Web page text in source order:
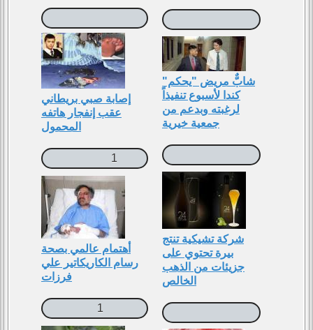
إصابة صبي بريطاني
عقب إنفجار هاتفه
المحمول
1
شابٌّ مريض "يحكم"
كندا لأسبوع تنفيذاً
لرغبته وبدعم من
جمعية خيرية
أهتمام عالمي بصحة
رسام الكاريكاتير علي
فرزات
1
شركة تشيكية تنتج
بيرة تحتوي على
جزيئات من الذهب
الخالص